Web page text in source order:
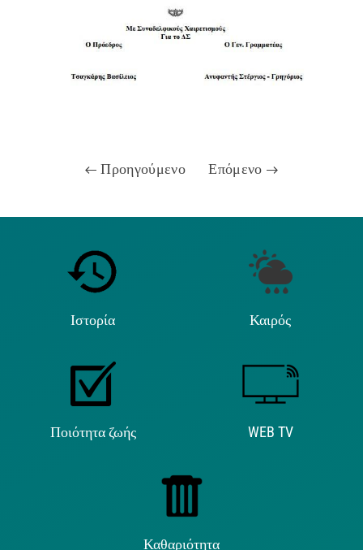
Προηγούμενο Επόμενο
Ιστορία Καιρός
Ποιότητα ζωής WEB TV
Καθαριότητα